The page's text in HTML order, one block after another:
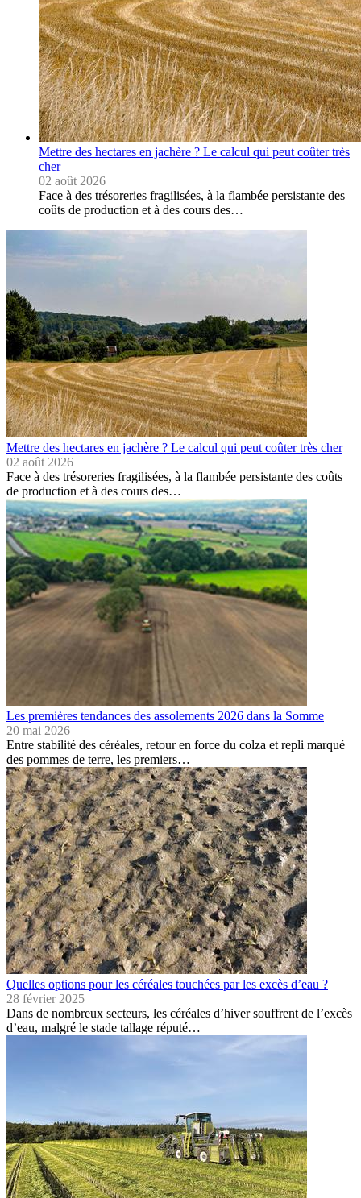
Mettre des hectares en jachère ? Le calcul qui peut coûter très
cher
02 août 2026
Face à des trésoreries fragilisées, à la flambée persistante des
coûts de production et à des cours des…
Mettre des hectares en jachère ? Le calcul qui peut coûter très cher
02 août 2026
Face à des trésoreries fragilisées, à la flambée persistante des coûts
de production et à des cours des…
Les premières tendances des assolements 2026 dans la Somme
20 mai 2026
Entre stabilité des céréales, retour en force du colza et repli marqué
des pommes de terre, les premiers…
Quelles options pour les céréales touchées par les excès d’eau ?
28 février 2025
Dans de nombreux secteurs, les céréales d’hiver souffrent de l’excès
d’eau, malgré le stade tallage réputé…